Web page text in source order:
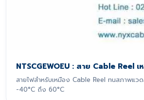
NTSCGEWOEU : สาย Cable Reel เ
สายไฟสำหรับเหมือง Cable Reel ทนสภาพแว
-40°C ถึง 60°C